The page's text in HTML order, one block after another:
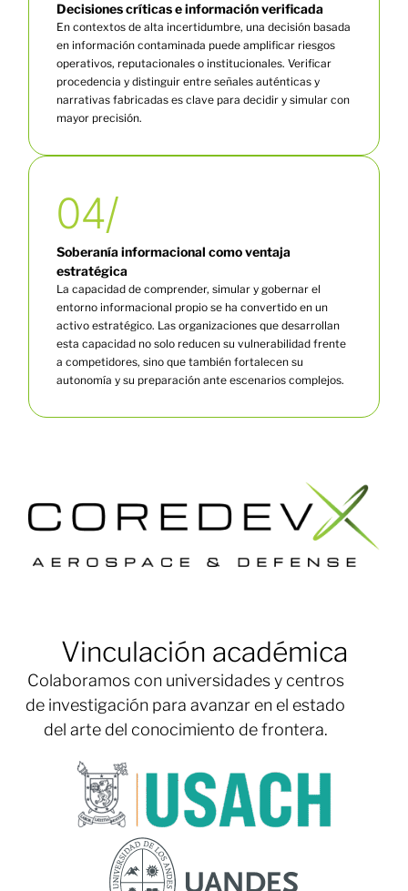
Decisiones críticas e información verificada
En contextos de alta incertidumbre, una decisión basada
en información contaminada puede amplificar riesgos
operativos, reputacionales o institucionales. Verificar
procedencia y distinguir entre señales auténticas y
narrativas fabricadas es clave para decidir y simular con
mayor precisión.
04/
Soberanía informacional como ventaja
estratégica
La capacidad de comprender, simular y gobernar el
entorno informacional propio se ha convertido en un
activo estratégico. Las organizaciones que desarrollan
esta capacidad no solo reducen su vulnerabilidad frente
a competidores, sino que también fortalecen su
autonomía y su preparación ante escenarios complejos.
Vinculación académica
Colaboramos con universidades y centros
de investigación para avanzar en el estado
del arte del conocimiento de frontera.